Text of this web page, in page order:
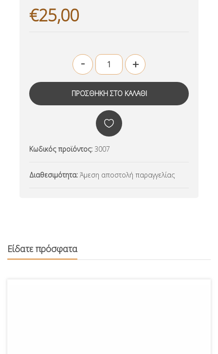
€25,00
- +
Κωδικός προϊόντος: 3007
Διαθεσιμότητα: Άμεση αποστολή παραγγελίας
Είδατε πρόσφατα